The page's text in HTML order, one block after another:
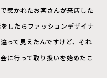
惹かれたお客さんが来店した
したらファッションデザイナ
って見えたんですけど、それ
に行って取り扱いを始めたこ